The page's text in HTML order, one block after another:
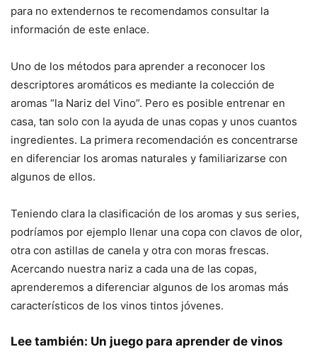
para no extendernos te recomendamos consultar la
información de este enlace.
Uno de los métodos para aprender a reconocer los
descriptores aromáticos es mediante la colección de
aromas “la Nariz del Vino”. Pero es posible entrenar en
casa, tan solo con la ayuda de unas copas y unos cuantos
ingredientes. La primera recomendación es concentrarse
en diferenciar los aromas naturales y familiarizarse con
algunos de ellos.
Teniendo clara la clasificación de los aromas y sus series,
podríamos por ejemplo llenar una copa con clavos de olor,
otra con astillas de canela y otra con moras frescas.
Acercando nuestra nariz a cada una de las copas,
aprenderemos a diferenciar algunos de los aromas más
característicos de los vinos tintos jóvenes.
Lee también: Un juego para aprender de vinos